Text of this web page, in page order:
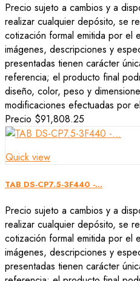
Precio sujeto a cambios y a
realizar cualquier depósito, se
cotización formal emitida por el
imágenes, descripciones y
presentadas tienen carácter
referencia; el producto final
diseño, color, peso y
modificaciones efectuadas por
Precio $91,808.25
Quick view
TAB DS-CP7.5-3F440 -...
Precio sujeto a cambios y a
realizar cualquier depósito, se
cotización formal emitida por el
imágenes, descripciones y
presentadas tienen carácter